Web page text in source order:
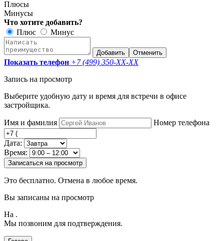
Плюсы
Минусы
Что хотите добавить?
Плюс
Минус
Добавить Отменить
Показать телефон +7 (499) 350-XX-XX
Запись на просмотр
Выберите удобную дату и время для встречи в офисе
застройщика.
Имя и фамилия Номер телефона
Дата:
Время:
Записаться на просмотр
Это бесплатно. Отмена в любое время.
Вы записаны на просмотр
На .
Мы позвоним для подтверждения.